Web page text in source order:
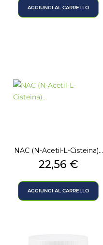
AGGIUNGI AL CARRELLO
NAC (N-Acetil-L-Cisteina)...
Prezzo
22,56 €
AGGIUNGI AL CARRELLO